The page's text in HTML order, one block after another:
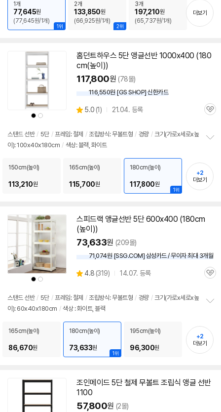
치
기
1위
1개
77,645원
(77,645원/1개)
2위
2개
133,850원
(66,925원/1개)
3개
197,210원
(65,737원/1개)
더보기
상
품
상
상
품
상
홈던트하우스 5단 앵글선반1000x400 (180
cm(높이))
117,800원 (78몰)
116,550원 [GS SHOP] 신한카드
별
5.0 (상
리
뷰
1) 21.04. 등록
관
스탠드 선반 / 5단 / 프레임: 철제 / 조립방식: 무볼트형 / 경량 / 크기(가로x세로x높
이): 100x40x180cm / 색상: 블랙, 화이트
치
기
150cm(높이)
113,210원
165cm(높이)
115,700원
1위
180cm(높이)
117,800원
+2
더보기
상
품
상
상
품
상
스피드랙 앵글선반5단600x400 (180cm
(높이))
73,633원 (209몰)
71,074원 [SSG.COM] 삼성카드 / 무이자 최대 3개월
별
4.8 (상
리
뷰
319) 14.07. 등록
관
스탠드 선반 / 5단 / 프레임: 철제 / 조립방식: 무볼트형 / 경량 / 크기(가로x세로x높
이): 60x40x180cm / 색상 : 화이트, 블랙
치
기
165cm(높이)
86,670원
1위
180cm(높이)
73,633원
195cm(높이)
96,300원
+2
더보기
조인메이드 5단철제 무볼트 조립식 앵글 선반
1100
57,800원 (2몰)